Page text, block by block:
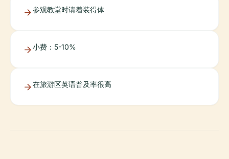
参观教堂时请着装得体
小费：5-10%
在旅游区英语普及率很高